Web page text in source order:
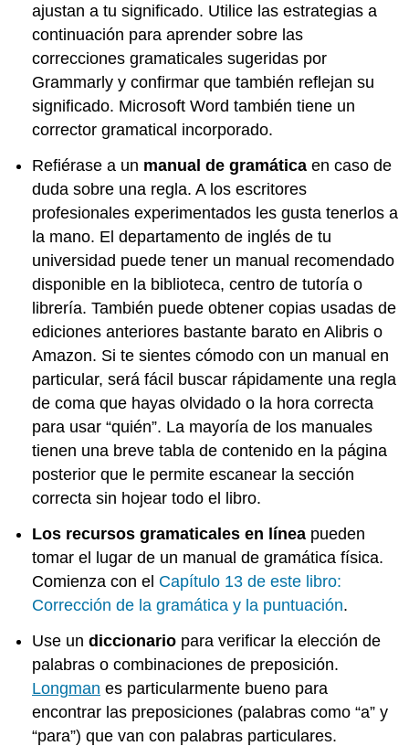
ajustan a tu significado. Utilice las estrategias a
continuación para aprender sobre las
correcciones gramaticales sugeridas por
Grammarly y confirmar que también reflejan su
significado. Microsoft Word también tiene un
corrector gramatical incorporado.
Refiérase a un manual de gramática en caso de
duda sobre una regla. A los escritores
profesionales experimentados les gusta tenerlos a
la mano. El departamento de inglés de tu
universidad puede tener un manual recomendado
disponible en la biblioteca, centro de tutoría o
librería. También puede obtener copias usadas de
ediciones anteriores bastante barato en Alibris o
Amazon. Si te sientes cómodo con un manual en
particular, será fácil buscar rápidamente una regla
de coma que hayas olvidado o la hora correcta
para usar “quién”. La mayoría de los manuales
tienen una breve tabla de contenido en la página
posterior que le permite escanear la sección
correcta sin hojear todo el libro.
Los recursos gramaticales en línea pueden
tomar el lugar de un manual de gramática física.
Comienza con el Capítulo 13 de este libro:
Corrección de la gramática y la puntuación.
Use undiccionario para verificar la elección de
palabras o combinaciones de preposición.
Longman es particularmente bueno para
encontrar las preposiciones (palabras como “a” y
“para”) que van con palabras particulares.